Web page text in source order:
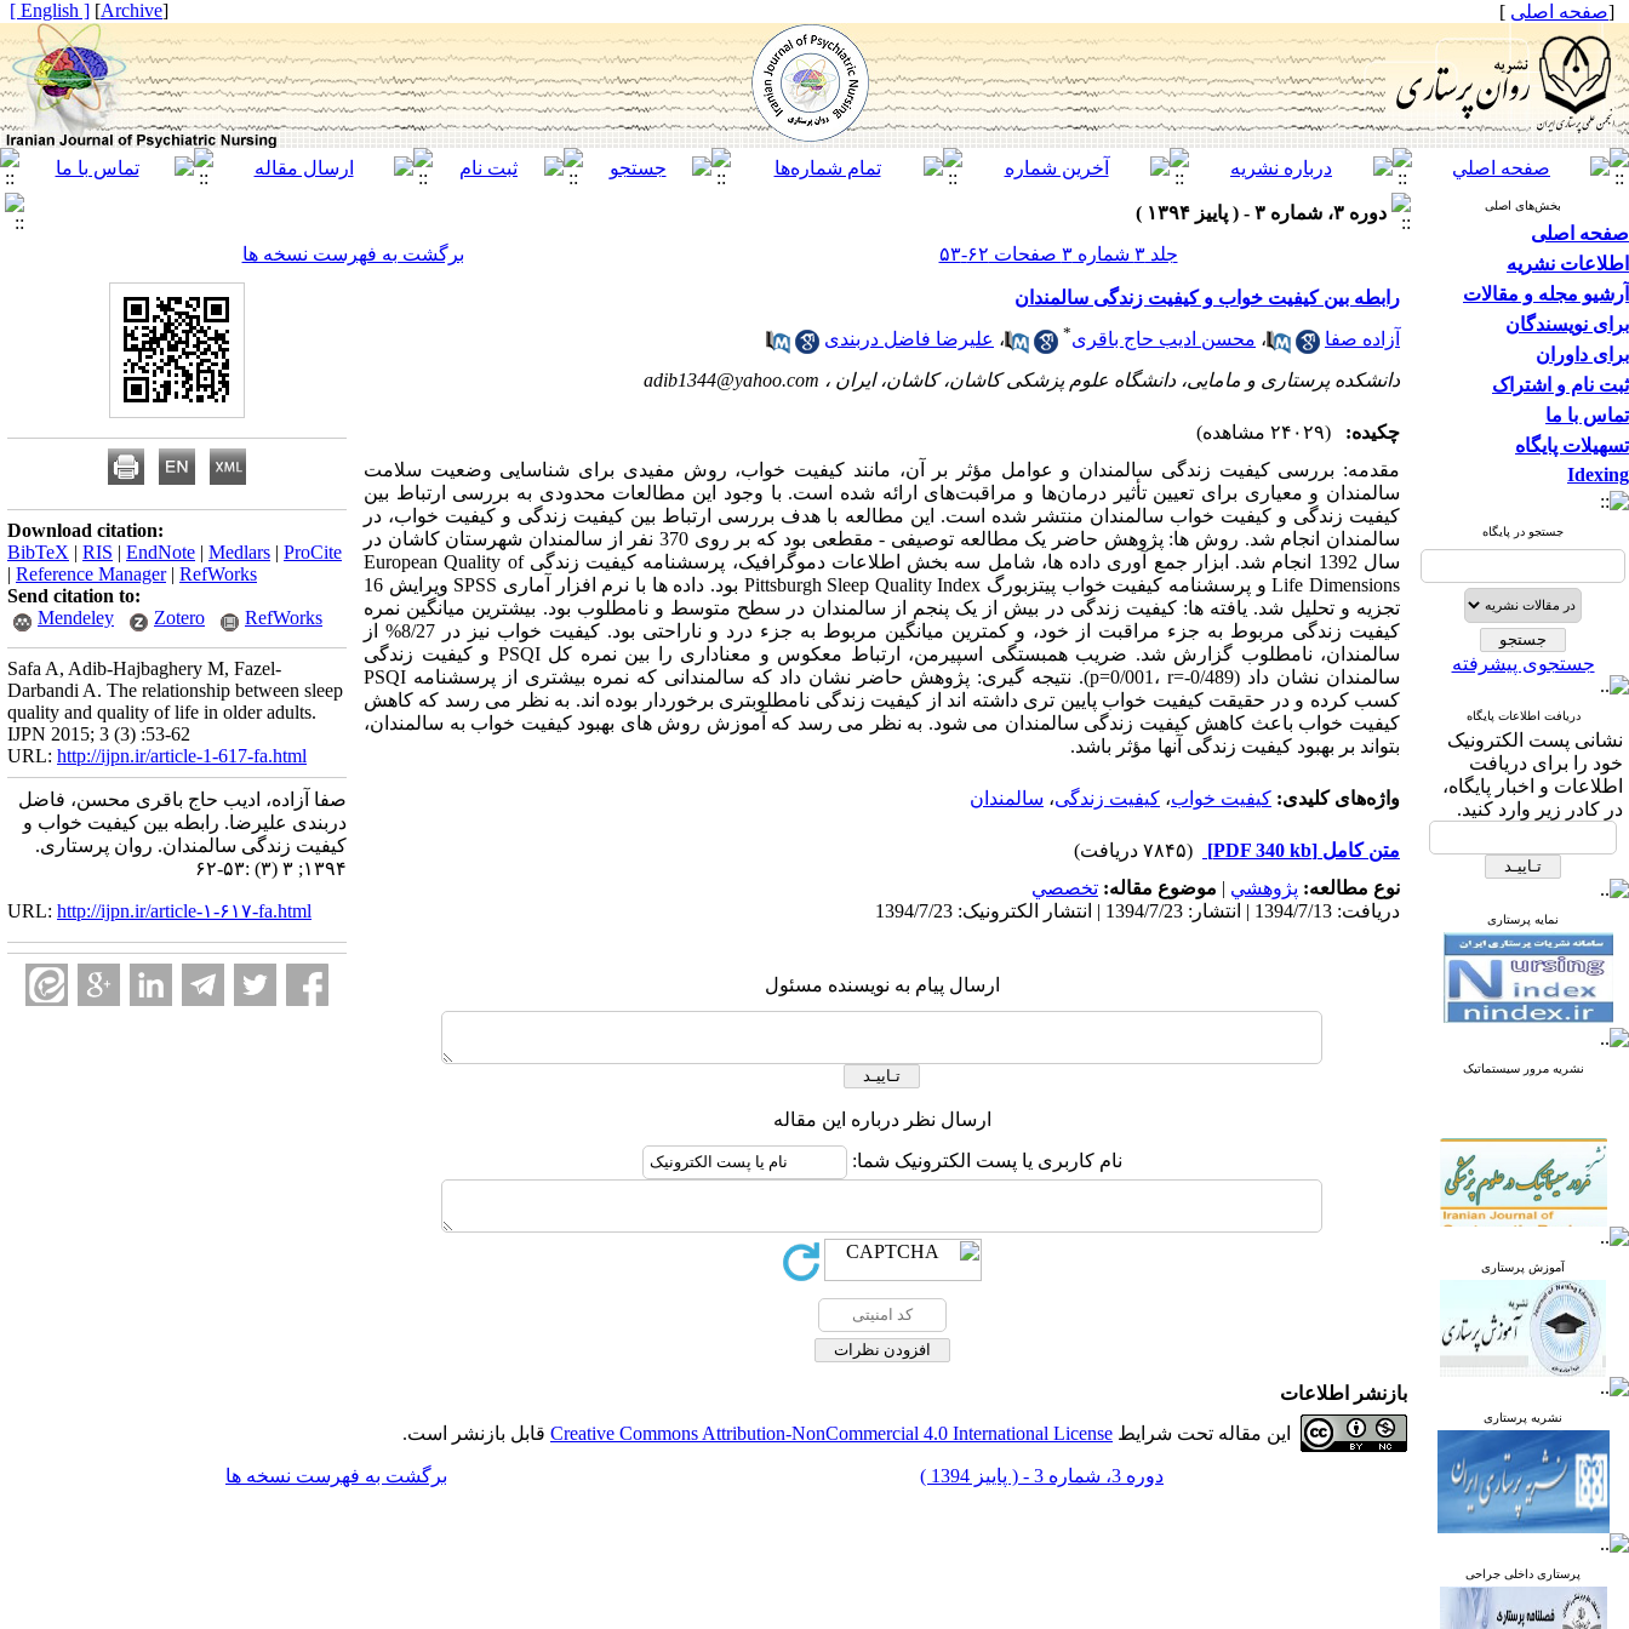
[صفحه اصلی ]
[
Archive
]
[ English ]
بخش‌های اصلی
صفحه اصلی
اطلاعات نشریه
آرشیو مجله و مقالات
برای نویسندگان
برای داوران
ثبت نام و اشتراک
تماس با ما
تسهیلات پایگاه
Idexing
جستجو در پایگاه
جستجوی پیشرفته
دریافت اطلاعات پایگاه
نشانی پست الکترونیک
خود را برای دریافت
اطلاعات و اخبار پایگاه،
در کادر زیر وارد کنید.
نمایه پرستاری
نشریه مرور سیستماتیک
آموزش پرستاری
نشریه پرستاری
پرستاری داخلی جراحی
دوره ۳، شماره ۳ - ( پاییز ۱۳۹۴ )
جلد ۳ شماره ۳ صفحات ۶۲-۵۳
برگشت به فهرست نسخه ها
رابطه بین کیفیت خواب و کیفیت زندگی سالمندان
آزاده صفا ، محسن ادیب حاج باقری* ، علیرضا فاضل دربندی
دانشکده پرستاری و مامایی، دانشگاه علوم پزشکی کاشان، کاشان، ایران ، adib1344@yahoo.com
چکیده:
(۲۴۰۲۹ مشاهده)
مقدمه: بررسی کیفیت زندگی سالمندان و عوامل مؤثر بر آن، مانند کیفیت خواب، روش مفیدی برای شناسایی وضعیت سلامت
سالمندان و معیاری برای تعیین تأثیر درمان‌ها و مراقبت‌های ارائه شده است. با وجود این مطالعات محدودی به بررسی ارتباط بین
کیفیت زندگی و کیفیت خواب سالمندان منتشر شده است. این مطالعه با هدف بررسی ارتباط بین کیفیت زندگی و کیفیت خواب، در
سالمندان انجام شد. روش ها: پژوهش حاضر یک مطالعه توصیفی - مقطعی بود که بر روی 370 نفر از سالمندان شهرستان کاشان در
سال 1392 انجام شد. ابزار جمع آوری داده ها، شامل سه بخش اطلاعات دموگرافیک، پرسشنامه کیفیت زندگی European Quality of
Life Dimensions و پرسشنامه کیفیت خواب پیتزبورگ Pittsburgh Sleep Quality Index بود. داده ها با نرم افزار آماری SPSS ویرایش 16
تجزیه و تحلیل شد. یافته ها: کیفیت زندگی در بیش از یک پنجم از سالمندان در سطح متوسط و نامطلوب بود. بیشترین میانگین نمره
کیفیت زندگی مربوط به جزء مراقبت از خود، و کمترین میانگین مربوط به جزء درد و ناراحتی بود. کیفیت خواب نیز در 8/27% از
سالمندان، نامطلوب گزارش شد. ضریب همبستگی اسپیرمن، ارتباط معکوس و معناداری را بین نمره کل PSQI و کیفیت زندگی
سالمندان نشان داد (p=0/001، r=-0/489). نتیجه گیری: پژوهش حاضر نشان داد که سالمندانی که نمره بیشتری از پرسشنامه PSQI
کسب کرده و در حقیقت کیفیت خواب پایین تری داشته اند از کیفیت زندگی نامطلوبتری برخوردار بوده اند. به نظر می رسد که کاهش
کیفیت خواب باعث کاهش کیفیت زندگی سالمندان می شود. به نظر می رسد که آموزش روش های بهبود کیفیت خواب به سالمندان،
بتواند بر بهبود کیفیت زندگی آنها مؤثر باشد.
واژه‌های کلیدی: کیفیت خواب، کیفیت زندگی، سالمندان
متن کامل [PDF 340 kb]
(۷۸۴۵ دریافت)
نوع مطالعه: پژوهشي | موضوع مقاله: تخصصي
دریافت: 1394/7/13 | انتشار: 1394/7/23 | انتشار الکترونیک: 1394/7/23
ارسال پیام به نویسنده مسئول
ارسال نظر درباره این مقاله
نام کاربری یا پست الکترونیک شما:
Download citation:
BibTeX | RIS | EndNote | Medlars | ProCite
| Reference Manager| RefWorks
Send citation to:
Mendeley
Zotero RefWorks
Safa A, Adib-Hajbaghery M, Fazel-
Darbandi A. The relationship between sleep
quality and quality of life in older adults.
IJPN 2015; 3 (3) :53-62
URL: http://ijpn.ir/article-1-617-fa.html
صفا آزاده، ادیب حاج باقری محسن، فاضل
دربندی علیرضا. رابطه بین کیفیت خواب و
کیفیت زندگی سالمندان. روان پرستاری.
۱۳۹۴; ۳ (۳) :۵۳-۶۲
URL: http://ijpn.ir/article-۱-۶۱۷-fa.html
بازنشر اطلاعات
این مقاله تحت شرایط Creative Commons Attribution-NonCommercial 4.0 International License قابل بازنشر است.
دوره 3، شماره 3 - ( پاییز 1394 ) برگشت به فهرست نسخه ها